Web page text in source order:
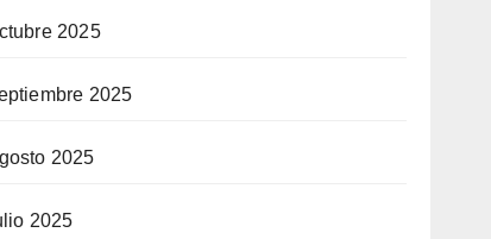
2025
2025
2025
2025